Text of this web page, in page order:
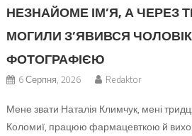
НЕЗНАЙОМЕ ІМ’Я, А ЧЕРЕЗ
МОГИЛИ З’ЯВИВСЯ
ФОТОГРАФІЄЮ
6 Серпня, 2026 Redaktor
Мене звати Наталія Климчук, мені
Коломиї, працюю фармацевткою й